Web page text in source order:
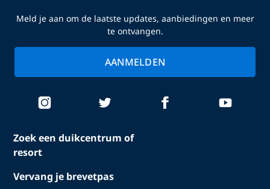
Zoek een duikcentrum of
resort
Vervang je brevetpas
Meld je aan om de laatste updates, aanbiedingen en meer
te ontvangen.
AANMELDEN